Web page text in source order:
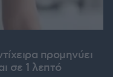
προμηνύει
σε 1 λεπτό